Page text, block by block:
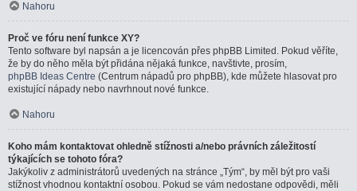
Nahoru
Proč ve fóru není funkce XY?
Tento software byl napsán a je licencován přes phpBB Limited. Pokud věříte,
že by do něho měla být přidána nějaká funkce, navštivte, prosím,
phpBB Ideas Centre (Centrum nápadů pro phpBB), kde můžete hlasovat pro
existující nápady nebo navrhnout nové funkce.
Nahoru
Koho mám kontaktovat ohledně stížnosti a/nebo právních záležitostí
týkajících se tohoto fóra?
Jakýkoliv z administrátorů uvedených na stránce „Tým“, by měl být pro vaši
stížnost vhodnou kontaktní osobou. Pokud se vám nedostane odpovědi, měli